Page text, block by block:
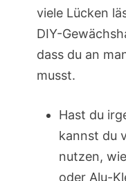
viele Lücken
DIY-
dass du an
musst.
Hast du
kannst du
nutzen,
oder Alu-